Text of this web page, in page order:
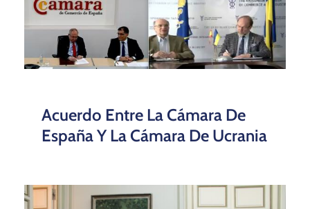
Acuerdo Entre La Cámara De
España Y La Cámara De Ucrania